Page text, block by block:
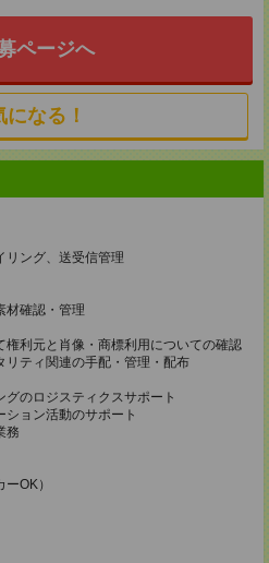
ページへ
になる！
リング、送受信管理
材確認・管理
利元と肖像・商標利用についての確認
リティ関連の手配・管理・配布
のロジスティクスサポート
ョン活動のサポート
務
OK）